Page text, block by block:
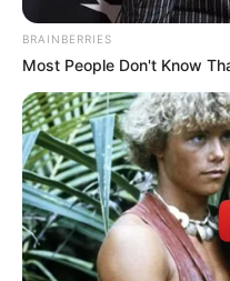
BRAINBERRIES
Most People Don't Know